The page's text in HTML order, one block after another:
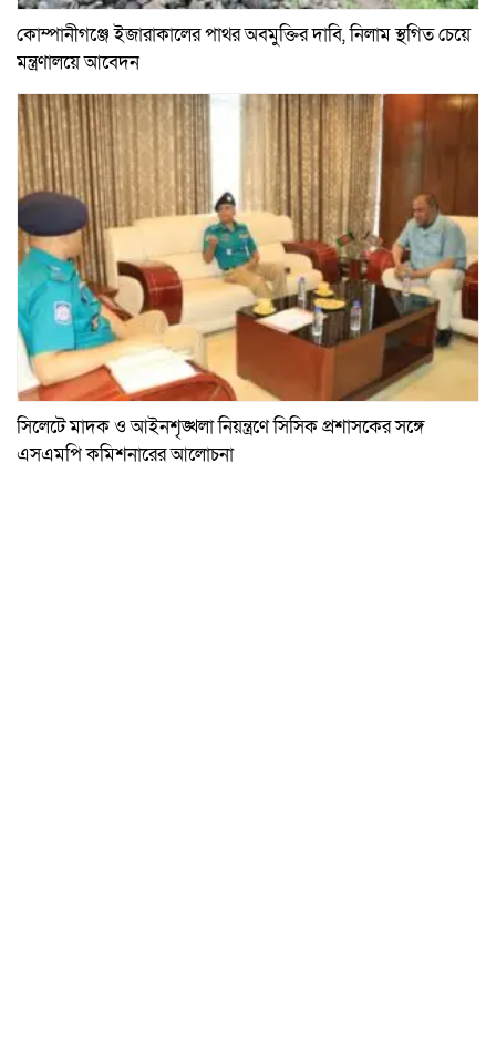
কোম্পানীগঞ্জে ইজারাকালের পাথর অবমুক্তির দাবি, নিলাম স্থগিত চেয়ে
মন্ত্রণালয়ে আবেদন
সিলেটে মাদক ও আইনশৃঙ্খলা নিয়ন্ত্রণে সিসিক প্রশাসকের সঙ্গে
এসএমপি কমিশনারের আলোচনা